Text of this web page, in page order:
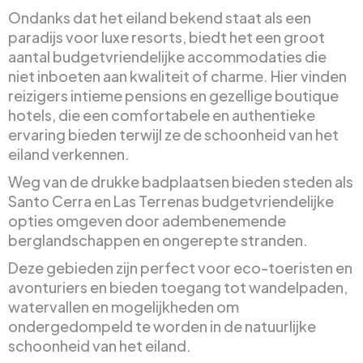
Ondanks dat het eiland bekend staat als een
paradijs voor luxe resorts, biedt het een groot
aantal budgetvriendelijke accommodaties die
niet inboeten aan kwaliteit of charme. Hier vinden
reizigers intieme pensions en gezellige boutique
hotels, die een comfortabele en authentieke
ervaring bieden terwijl ze de schoonheid van het
eiland verkennen.
Weg van de drukke badplaatsen bieden steden als
Santo Cerra en Las Terrenas budgetvriendelijke
opties omgeven door adembenemende
berglandschappen en ongerepte stranden.
Deze gebieden zijn perfect voor eco-toeristen en
avonturiers en bieden toegang tot wandelpaden,
watervallen en mogelijkheden om
ondergedompeld te worden in de natuurlijke
schoonheid van het eiland.